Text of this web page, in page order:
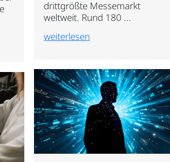
drittgrößte Messemarkt
weltweit. Rund 180 ...
weiterlesen